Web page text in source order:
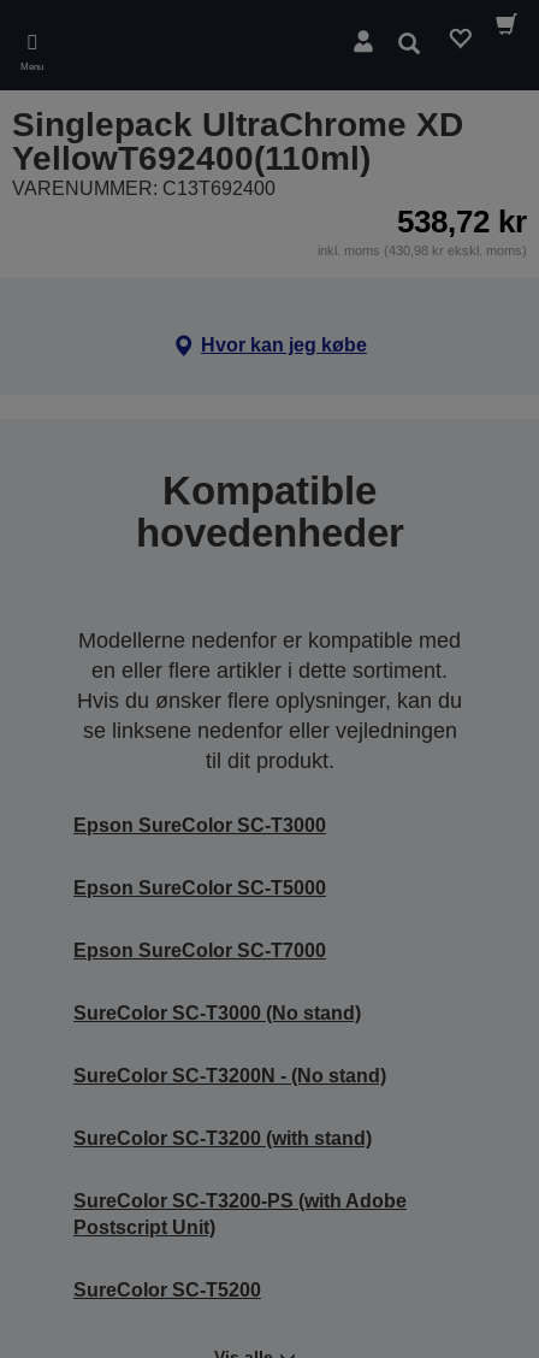
main
content
Menu
Søg
Singlepack UltraChrome XD
YellowT692400(110ml)
VARENUMMER: C13T692400
538,72 kr
inkl. moms (430,98 kr ekskl. moms)
Hvor kan jeg købe
Kompatible
hovedenheder
Modellerne nedenfor er kompatible med
en eller flere artikler i dette sortiment.
Hvis du ønsker flere oplysninger, kan du
se linksene nedenfor eller vejledningen
til dit produkt.
Epson SureColor SC-T3000
Epson SureColor SC-T5000
Epson SureColor SC-T7000
SureColor SC-T3000 (No stand)
SureColor SC-T3200N - (No stand)
SureColor SC-T3200 (with stand)
SureColor SC-T3200-PS (with Adobe
Postscript Unit)
SureColor SC-T5200